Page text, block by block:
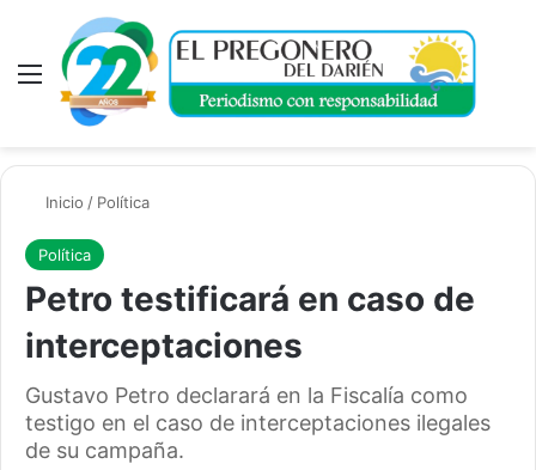
Menú
Inicio / Política
Política
Petro testificará en caso de
interceptaciones
Gustavo Petro declarará en la Fiscalía como
testigo en el caso de interceptaciones ilegales
de su campaña.